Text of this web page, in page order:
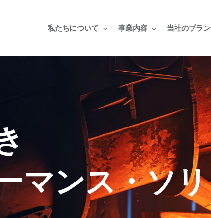
私たちについて 事業内容 当社のブラ
マンス・ソ